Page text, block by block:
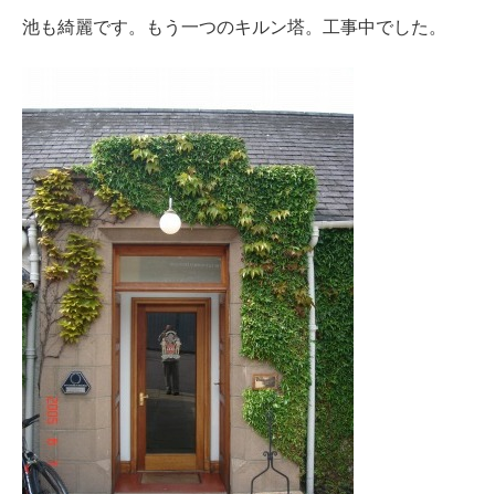
池も綺麗です。もう一つのキルン塔。工事中でした。